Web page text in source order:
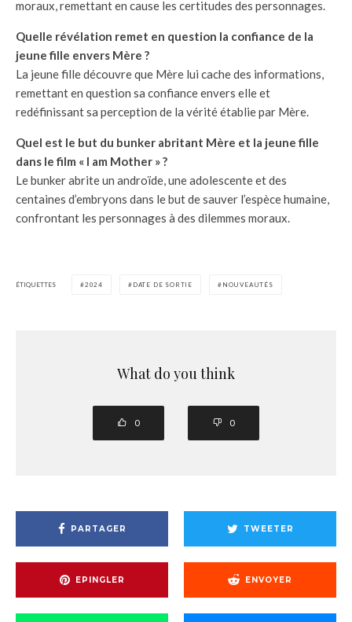
moraux, remettant en cause les certitudes des personnages.
Quelle révélation remet en question la confiance de la
jeune fille envers Mère ?
La jeune fille découvre que Mère lui cache des informations,
remettant en question sa confiance envers elle et
redéfinissant sa perception de la vérité établie par Mère.
Quel est le but du bunker abritant Mère et la jeune fille
dans le film « I am Mother » ?
Le bunker abrite un androïde, une adolescente et des
centaines d’embryons dans le but de sauver l’espèce humaine,
confrontant les personnages à des dilemmes moraux.
ÉTIQUETTES 2024 DATE DE SORTIE NOUVEAUTÉS
What do you think
0 0
PARTAGER TWEETER
EPINGLER ENVOYER